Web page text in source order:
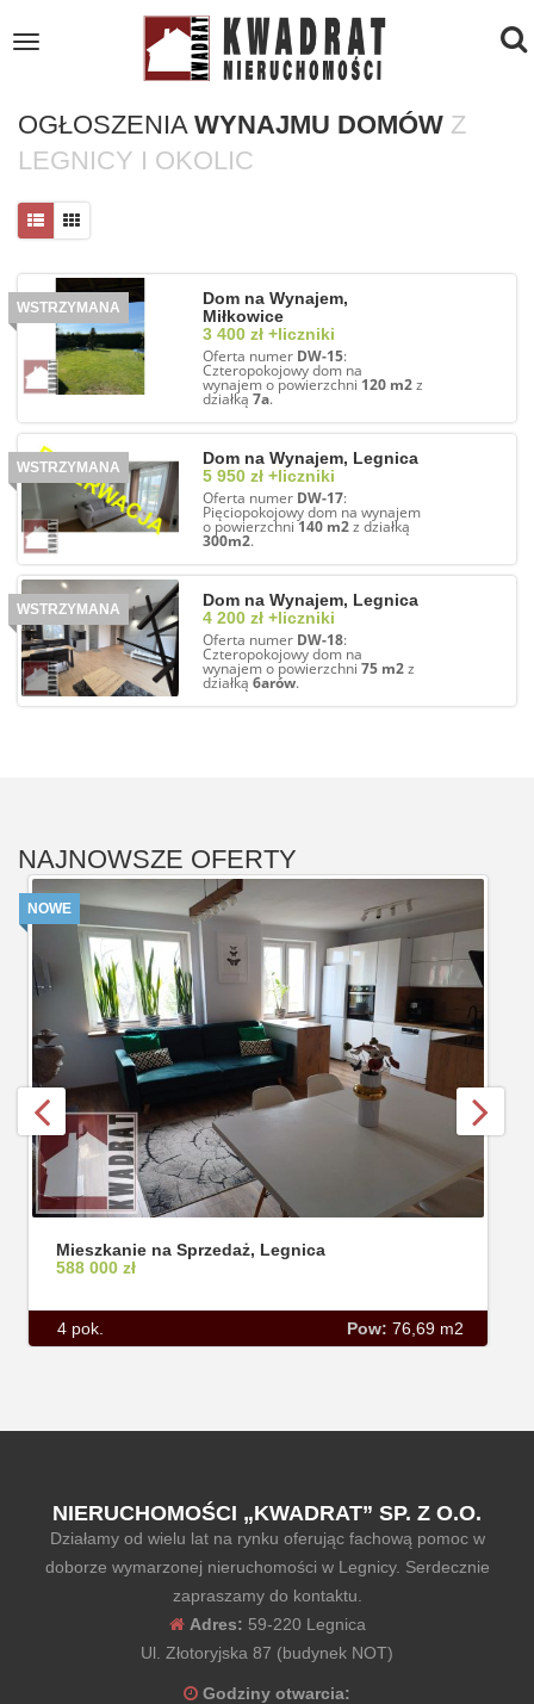
Toggle
OGŁOSZENIA WYNAJMU DOMÓW Z
LEGNICY I OKOLIC
WSTRZYMANA
Dom na Wynajem,
Miłkowice
3 400 zł +liczniki
Oferta numer DW-15:
Czteropokojowy dom na
wynajem o powierzchni 120 m2z
działką 7a.
WSTRZYMANA
Dom na Wynajem, Legnica
5 950 zł +liczniki
Oferta numer DW-17:
Pięciopokojowy dom na wynajem
o powierzchni140 m2z działką
300m2.
WSTRZYMANA
Dom na Wynajem, Legnica
4 200 zł +liczniki
Oferta numer DW-18:
Czteropokojowy dom na
wynajem o powierzchni 75 m2z
działką 6arów.
NAJNOWSZE OFERTY
NOWE
Mieszkanie na Sprzedaż, Legnica
588 000 zł
4 pok. Pow: 76,69 m2
NIERUCHOMOŚCI „KWADRAT” SP. Z O.O.
Działamy od wielu lat na rynku oferując fachową pomoc w
doborze wymarzonej nieruchomości w Legnicy. Serdecznie
zapraszamy do kontaktu.
Adres: 59-220 Legnica
Ul. Złotoryjska 87 (budynek NOT)
Godziny otwarcia: